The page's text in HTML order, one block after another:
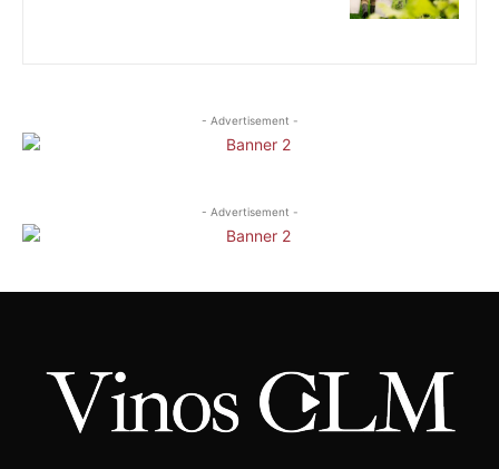
- Advertisement -
- Advertisement -